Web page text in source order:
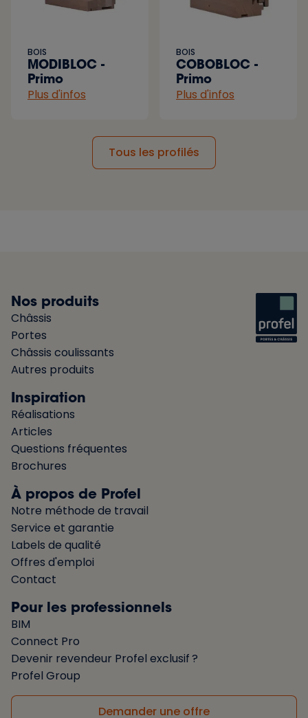
BOIS
MODIBLOC -
Primo
Plus d'infos
BOIS
COBOBLOC -
Primo
Plus d'infos
Tous les profilés
Nos produits
Châssis
Portes
Châssis coulissants
Autres produits
Inspiration
Réalisations
Articles
Questions fréquentes
Brochures
À propos de Profel
Notre méthode de travail
Service et garantie
Labels de qualité
Offres d'emploi
Contact
Pour les professionnels
BIM
Connect Pro
Devenir revendeur Profel exclusif ?
Profel Group
Demander une offre